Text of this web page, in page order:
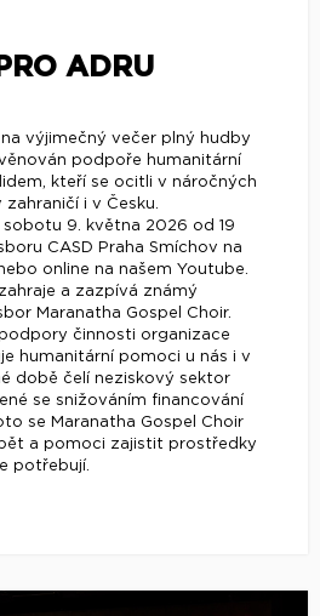
ADRU
výjimečný večer plný hudby
podpoře humanitární
kteří se ocitli v náročných
i v Česku.
9. května 2026 od 19
CASD Praha Smíchov na
online na našem Youtube.
a zazpívá známý
Maranatha Gospel Choir.
činnosti organizace
humanitární pomoci u nás i v
době čelí neziskový sektor
se snižováním financování
se Maranatha Gospel Choir
a pomoci zajistit prostředky
potřebují.